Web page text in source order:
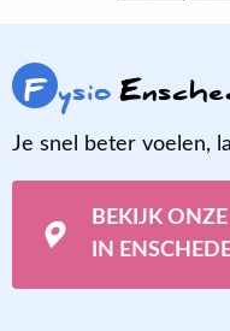
F ysio
Je snel beter voelen,
BEKIJK
IN